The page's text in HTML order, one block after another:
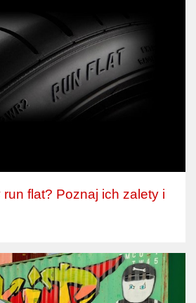
flat? Poznaj ich zalety i